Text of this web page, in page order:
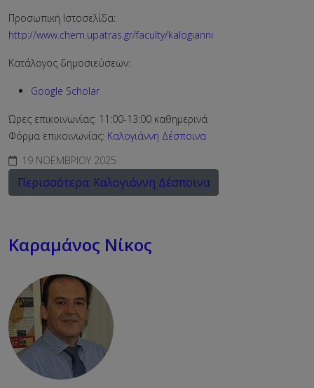
Προσωπική Ιστοσελίδα:
http://www.chem.upatras.gr/faculty/kalogianni
Κατάλογος δημοσιεύσεων:
Google Scholar
Ώρες επικοινωνίας: 11:00-13:00 καθημερινά
Φόρμα επικοινωνίας: Καλογιάννη Δέσποινα
19 ΝΟΕΜΒΡΊΟΥ 2025
Περισσότερα: Καλογιάννη Δέσποινα
Καραμάνος Νίκος